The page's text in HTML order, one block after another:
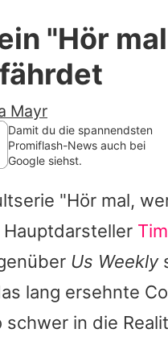
Stars
Filme &
Familie &
Alle Themen
App
"Hör
Mayr
Damit du die spannendsten
Promiflash-News auch bei
Google siehst.
"Hör mal,
Us Weekly
lang ersehnte
schwer in die